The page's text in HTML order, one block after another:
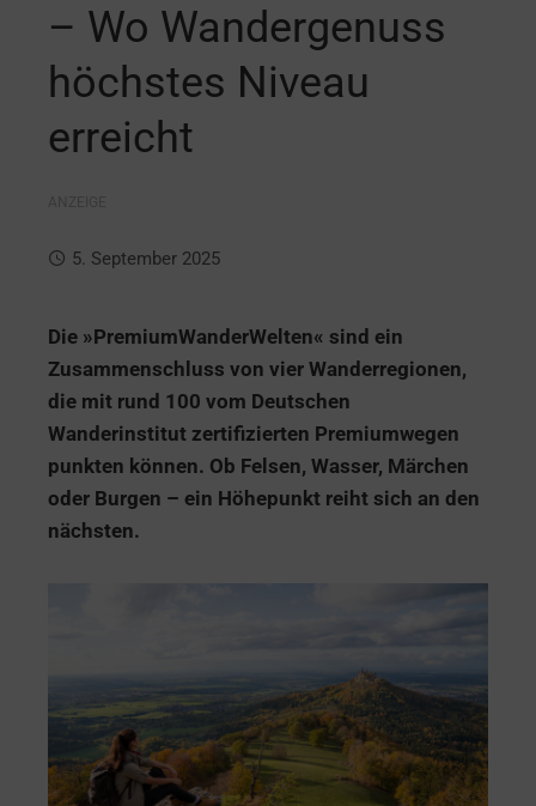
– Wo Wandergenuss
höchstes Niveau
erreicht
5. September 2025
Die »PremiumWanderWelten« sind ein
Zusammenschluss von vier Wanderregionen,
die mit rund 100 vom Deutschen
Wanderinstitut zertifizierten Premiumwegen
punkten können. Ob Felsen, Wasser, Märchen
oder Burgen – ein Höhepunkt reiht sich an den
nächsten.